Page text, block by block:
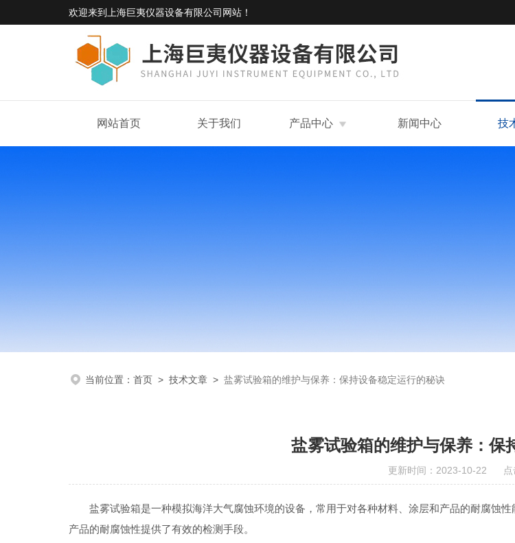
欢迎来到 上海巨夷仪器设备有限公司网站 ！
网站首页 关于我们 产品中心 新闻中心 技
当前位置： 首页 > 技术文章 > 盐雾试验箱的维护与保养：保持设备稳定运行的秘诀
盐雾试验箱的维护与保养：保
更新时间：2023-10-22 点
盐雾试验箱是一种模拟海洋大气腐蚀环境的设备，常用于对各种材料、涂层和产品的耐腐蚀
产品的耐腐蚀性提供了有效的检测手段。